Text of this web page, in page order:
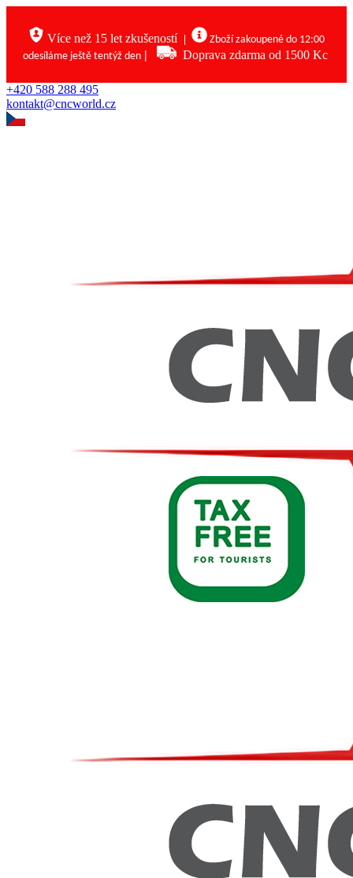
Více než 15 let zkušeností
Zboží zakoupené do 12:00
odesíláme ještě tentýž den | Doprava zdarma od 1500 Kc
+420 588 288 495
kontakt@cncworld.cz